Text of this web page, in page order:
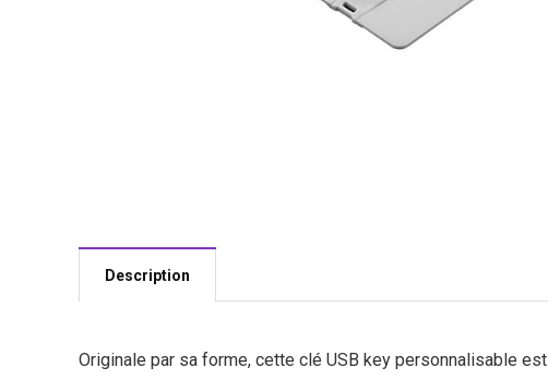
Description
Originale par sa forme, cette clé USB key personnalisable est